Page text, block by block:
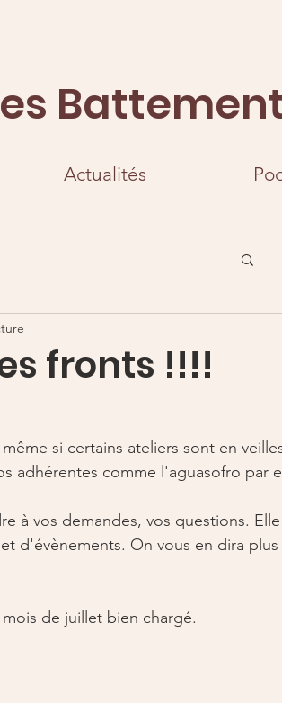
Actualités
fronts !!!!
si certains ateliers sont en
adhérentes comme l'aguasofro par
à vos demandes, vos questions.
d'évènements. On vous en dira plus
de juillet bien chargé.